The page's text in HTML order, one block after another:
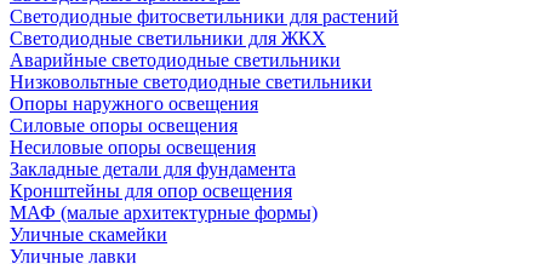
Светодиодные фитосветильники для растений
Светодиодные светильники для ЖКХ
Аварийные светодиодные светильники
Низковольтные светодиодные светильники
Опоры наружного освещения
Силовые опоры освещения
Несиловые опоры освещения
Закладные детали для фундамента
Кронштейны для опор освещения
МАФ (малые архитектурные формы)
Уличные скамейки
Уличные лавки